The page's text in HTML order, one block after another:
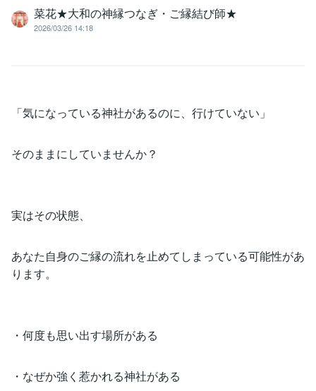
菜花★大和の神縁つなぎ・ご縁結び師★
2026/03/26 14:18
「気になっている神社があるのに、行けていない」
そのままにしていませんか？
実はその状態、
あなた自身のご縁の流れを止めてしまっている可能性があ
ります。
・何度も思い出す場所がある
・なぜか強く惹かれる神社がある